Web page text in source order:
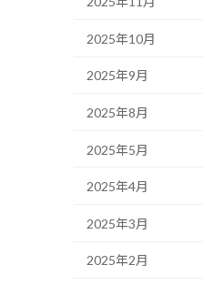
2025年10月
2025年9月
2025年8月
2025年5月
2025年4月
2025年3月
2025年2月